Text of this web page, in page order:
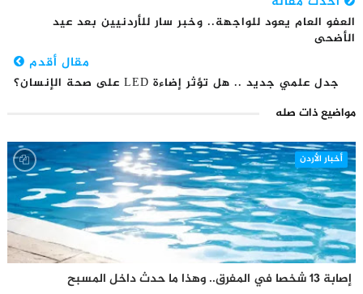
العفو العام يعود للواجهة.. وخبر سار للأردنيين بعد عيد
الأضحى
مقال أقدم
جدل علمي جديد .. هل تؤثر إضاءة LED على صحة الإنسان؟
مواضيع ذات صله
أخبار الأردن
إصابة 13 شخصا في المفرق.. وهذا ما حدث داخل المسبح